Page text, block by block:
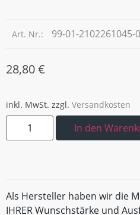
Art. Nr.: 99-01-2102261045-
28,80€
inkl. MwSt. zzgl. Versandkosten
In den
Als Hersteller haben wir die
IHRER Wunschstärke und